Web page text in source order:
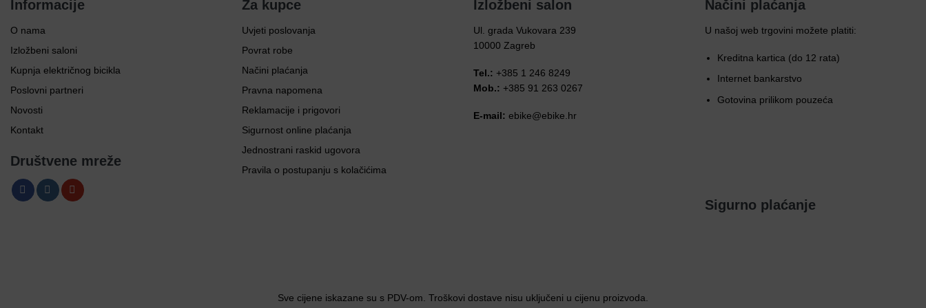
Informacije
O nama
Izložbeni saloni
Kupnja električnog bicikla
Poslovni partneri
Novosti
Kontakt
Društvene mreže
Za kupce
Uvjeti poslovanja
Povrat robe
Načini plaćanja
Pravna napomena
Reklamacije i prigovori
Sigurnost online plaćanja
Jednostrani raskid ugovora
Pravila o postupanju s kolačićima
Izložbeni salon
Ul. grada Vukovara 239
10000 Zagreb
Tel.: +385 1 246 8249
Mob.: +385 91 263 0267
E-mail: ebike@ebike.hr
Načini plaćanja
U našoj web trgovini možete platiti:
Kreditna kartica (do 12 rata)
Internet bankarstvo
Gotovina prilikom pouzeća
Sigurno plaćanje
Sve cijene iskazane su s PDV-om. Troškovi dostave nisu uključeni u cijenu proizvoda.